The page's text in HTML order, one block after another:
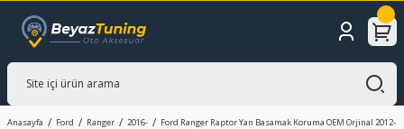
Anasayfa Ford Ranger 2016- Ford Ranger Raptor Yan Basamak Koruma OEM Orjinal 2012-